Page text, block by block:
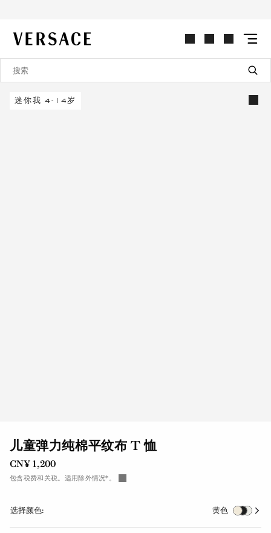
VERSACE | 主页
迷你我 4-14岁
儿童弹力纯棉平纹布 T 恤
CN¥ 1,200
包含税费和关税。适用除外情况*。
选择颜色: 黄色